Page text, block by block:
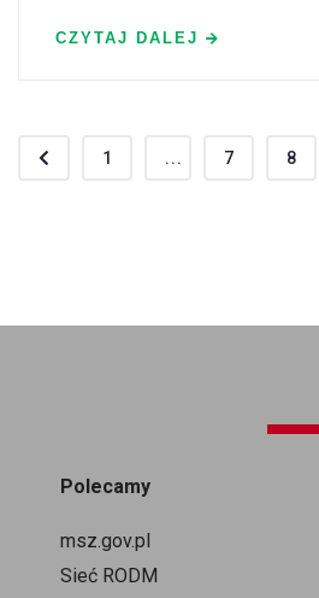
CZYTAJ DALEJ
1 ... 7 8
Polecamy
msz.gov.pl
Sieć RODM